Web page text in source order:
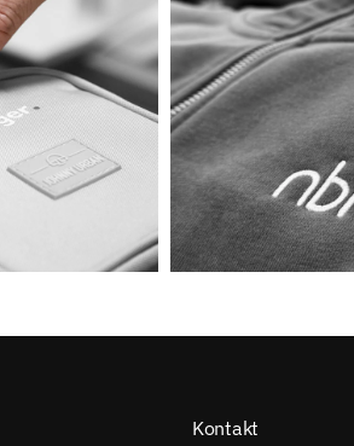
Kontakt